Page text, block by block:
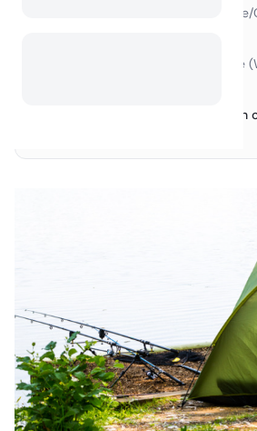
2. Smoky Mountains,
4. Parc national de Yellowstone
Enfin et surtout : conseils pour un